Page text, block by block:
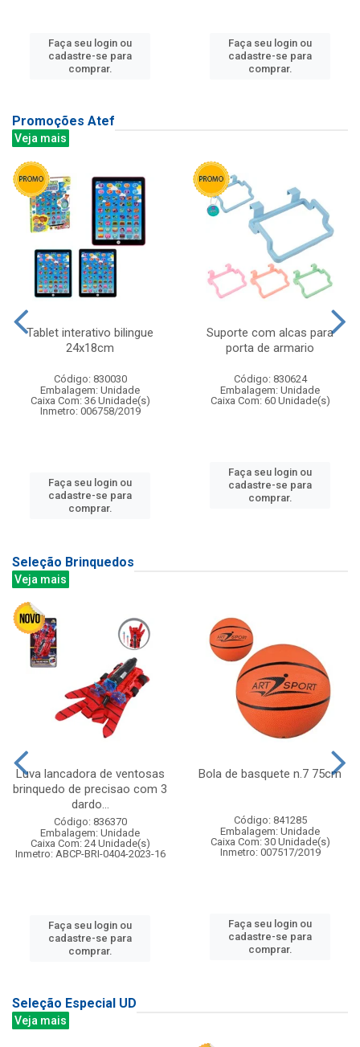
Faça seu login ou
cadastre-se para
comprar.
Faça seu login ou
cadastre-se para
comprar.
Promoções Atef
Veja mais
Tablet interativo bilingue
24x18cm
Código: 830030
Embalagem: Unidade
Caixa Com: 36 Unidade(s)
Inmetro: 006758/2019
Faça seu login ou
cadastre-se para
comprar.
Suporte com alcas para
porta de armario
Código: 830624
Embalagem: Unidade
Caixa Com: 60 Unidade(s)
Faça seu login ou
cadastre-se para
comprar.
Seleção Brinquedos
Veja mais
Luva lancadora de ventosas
brinquedo de precisao com 3
dardo...
Código: 836370
Embalagem: Unidade
Caixa Com: 24 Unidade(s)
Inmetro: ABCP-BRI-0404-2023-16
Faça seu login ou
cadastre-se para
comprar.
Bola de basquete n.7 75cm
Código: 841285
Embalagem: Unidade
Caixa Com: 30 Unidade(s)
Inmetro: 007517/2019
Faça seu login ou
cadastre-se para
comprar.
Seleção Especial UD
Veja mais